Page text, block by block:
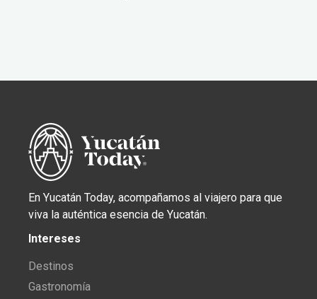
En Yucatán Today, acompañamos al viajero para que
viva la auténtica esencia de Yucatán.
Intereses
Destinos
Gastronomía